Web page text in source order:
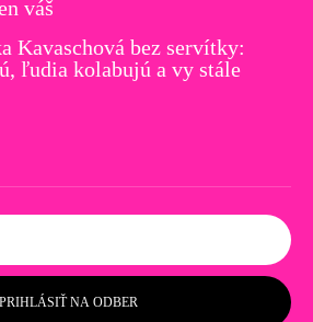
váš
Kavaschová bez servítky:
ľudia kolabujú a vy stále
PRIHLÁSIŤ NA ODBER